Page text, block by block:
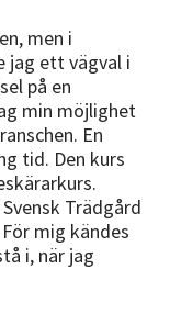
men i
jag ett vägval i
på en
min möjlighet
En
tid. Den kurs
Trädgård
mig kändes
i, när jag